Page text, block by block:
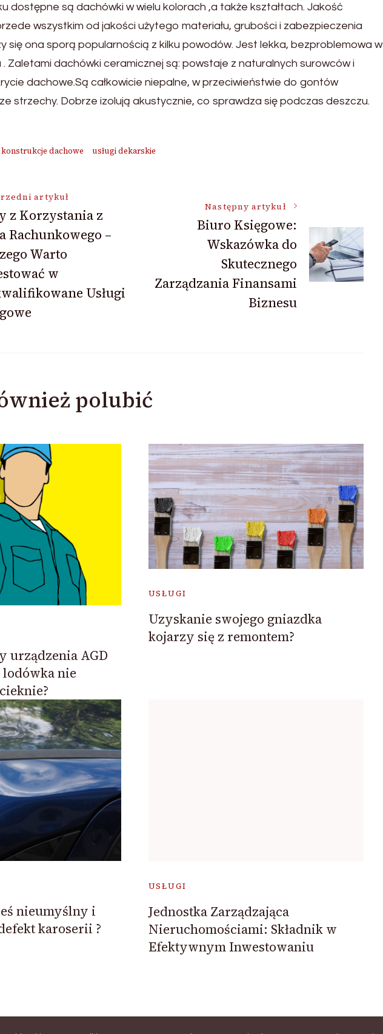
dostępne są dachówki w wielu kolorach ,a także kształtach. Jakość
wszystkim od jakości użytego materiału, grubości i zabezpieczenia
się ona sporą popularnością z kilku powodów. Jest lekka, bezproblemowa w
Zaletami dachówki ceramicznej są: powstaje z naturalnych surowców i
dachowe.Są całkowicie niepalne, w przeciwieństwie do gontów
strzechy. Dobrze izolują akustycznie, co sprawdza się podczas deszczu.
konstrukcje dachowe usługi dekarskie
artykuł
z Korzystania z
Rachunkowego –
Warto
w
Usługi
Następny artykuł
Biuro Księgowe:
Wskazówka do
Skutecznego
Zarządzania Finansami
Biznesu
polubić
urządzenia AGD
nie
USŁUGI
Uzyskanie swojego gniazdka
kojarzy się z remontem?
nieumyślny i
karoserii ?
USŁUGI
Jednostka Zarządzająca
Nieruchomościami: Składnik w
Efektywnym Inwestowaniu